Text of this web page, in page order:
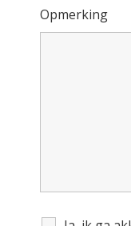
Opmerking